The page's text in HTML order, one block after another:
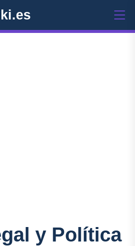
y Política